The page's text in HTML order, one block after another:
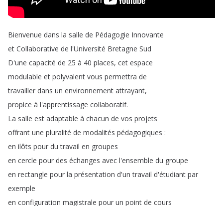
Bienvenue dans la salle de Pédagogie Innovante
et Collaborative de l'Université Bretagne Sud
D'une capacité de 25 à 40 places, cet espace
modulable et polyvalent vous permettra de
travailler dans un environnement attrayant,
propice à l'apprentissage collaboratif.
La salle est adaptable à chacun de vos projets
offrant une pluralité de modalités pédagogiques :
en ilôts pour du travail en groupes
en cercle pour des échanges avec l'ensemble du groupe
en rectangle pour la présentation d'un travail d'étudiant par
exemple
en configuration magistrale pour un point de cours